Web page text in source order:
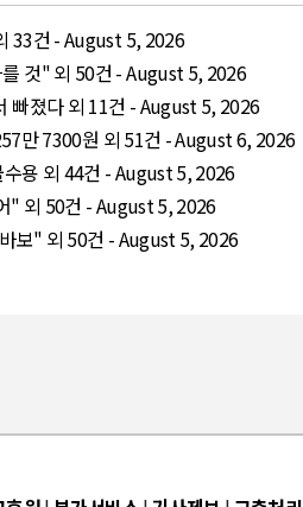
33건 - August 5, 2026
것" 외 50건 - August 5, 2026
빠졌다 외 11건 - August 5, 2026
만 7300원 외 51건 - August 6, 2026
용 외 44건 - August 5, 2026
" 외 50건 - August 5, 2026
보" 외 50건 - August 5, 2026